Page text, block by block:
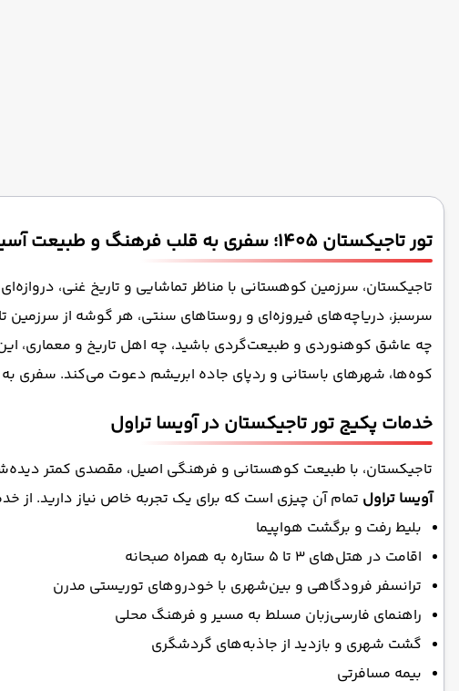
تور تاجیکستان 1405؛ سفری به قلب فرهنگ و طبیعت آسیای مرکزی
تاجیکستان، سرزمین کوهستانی با مناظر تماشایی و تاریخ غنی،
سرسبز، دریاچه‌های فیروزه‌ای و روستاهای سنتی، هر گوشه از سرزمین
چه عاشق کوهنوردی و طبیعت‌گردی باشید، چه اهل تاریخ و معماری،
کوه‌ها، شهرهای باستانی و ردپای جاده ابریشم دعوت می‌کند. سفری
خدمات پکیج تور تاجیکستان در آویسا تراول
تاجیکستان، با طبیعت کوهستانی و فرهنگی اصیل، مقصدی کمتر دیده‌شده
آویسا تراول تمام آن چیزی است که برای یک تجربه خاص نیاز دارید. از
بلیط رفت ‌و برگشت هواپیما
اقامت در هتل‌های 3 تا 5 ستاره به همراه صبحانه
ترانسفر فرودگاهی و بین‌شهری با خودروهای توریستی مدرن
راهنمای فارسی‌زبان مسلط به مسیر و فرهنگ محلی
گشت شهری و بازدید از جاذبه‌های گردشگری
بیمه مسافرتی